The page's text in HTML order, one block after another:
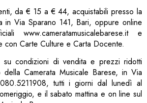
da € 15 a € 44, acquistabili presso la
in Via Sparano 141, Bari, oppure online
www.cameratamusicalebarese.it e
con Carte Culture e Carta Docente.
su condizioni di vendita e prezzi ridotti
Camerata Musicale Barese, in Via
tutti i giorni dal lunedì al
e il sabato mattina e on line sul